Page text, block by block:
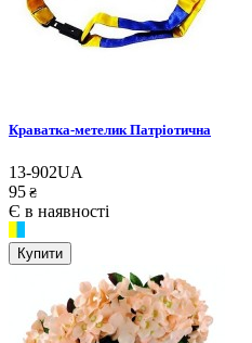
Краватка-метелик Патріотична
13-902UA
95 ₴
Є в наявності
Купити